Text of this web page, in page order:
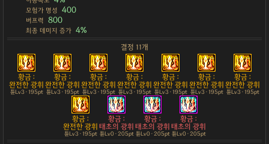
모험가 명성 400
버프력 800
최종 데미지 증가 4%
결정 11개
황금 :
완전한 광휘
튠Lv3 · 195pt
황금 :
완전한 광휘
튠Lv3 · 195pt
황금 :
완전한 광휘
튠Lv3 · 195pt
황금 :
완전한 광휘
튠Lv3 · 195pt
황금 :
완전한 광휘
튠Lv3 · 195pt
황금 :
완전한 광휘
튠Lv3 · 195pt
황금 :
완전한 광휘
튠Lv3 · 195pt
황금 :
완전한 광휘
튠Lv3 · 195pt
황금 :
태초의 광휘
튠Lv0 · 205pt
황금 :
태초의 광휘
튠Lv0 · 205pt
황금 :
태초의 광휘
튠Lv0 · 205pt